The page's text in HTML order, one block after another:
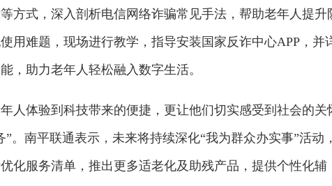
方式，深入剖析电信网络诈骗常见手法，帮助老年人提升
用难题，现场进行教学，指导安装国家反诈中心APP，并
，助力老年人轻松融入数字生活。
人体验到科技带来的便捷，更让他们切实感受到社会的关
。南平联通表示，未来将持续深化“我为群众办实事”活动，
化服务清单，推出更多适老化及助残产品，提供个性化辅